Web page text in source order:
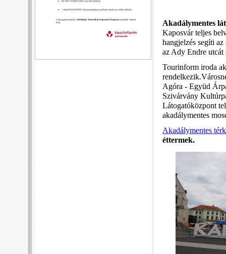
Akadálymentes
Kaposvár teljes
hangjelzés segíti
az Ady Endre
Tourinform iroda
Agóra - Együd
Szivárvány
Látogatóközpont
akadálymentes
Akadálymentes
éttermek.